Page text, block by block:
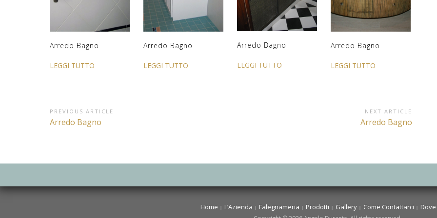
Arredo Bagno
LEGGI TUTTO
Arredo Bagno
LEGGI TUTTO
Arredo Bagno
LEGGI TUTTO
Arredo Bagno
LEGGI TUTTO
Navigazione
articoli
PREVIOUS ARTICLE
Previous
Arredo Bagno
NEXT ARTICLE
Next
Arredo Bagno
Home L’Azienda Falegnameria Prodotti Gallery Come Contattarci